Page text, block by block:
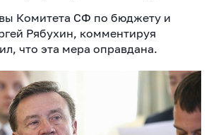
Комитета СФ по бюджету и
Рябухин, комментируя
что эта мера оправдана.